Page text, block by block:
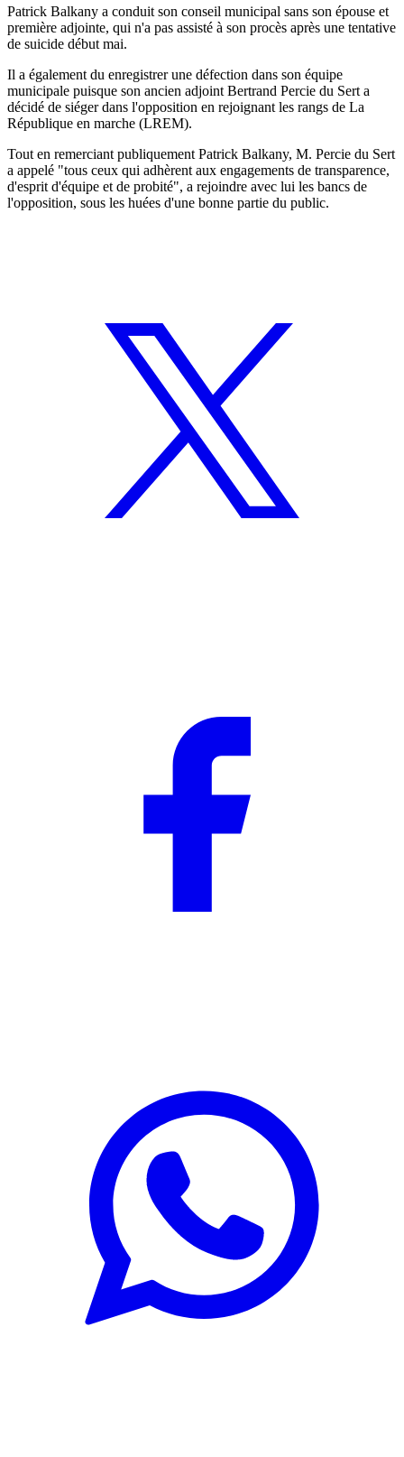
Patrick Balkany a conduit son conseil municipal sans son épouse et
première adjointe, qui n'a pas assisté à son procès après une tentative
de suicide début mai.
Il a également du enregistrer une défection dans son équipe
municipale puisque son ancien adjoint Bertrand Percie du Sert a
décidé de siéger dans l'opposition en rejoignant les rangs de La
République en marche (LREM).
Tout en remerciant publiquement Patrick Balkany, M. Percie du Sert
a appelé "tous ceux qui adhèrent aux engagements de transparence,
d'esprit d'équipe et de probité", a rejoindre avec lui les bancs de
l'opposition, sous les huées d'une bonne partie du public.